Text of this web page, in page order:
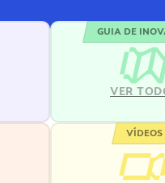
GUIA DE
VER
VÍDEOS